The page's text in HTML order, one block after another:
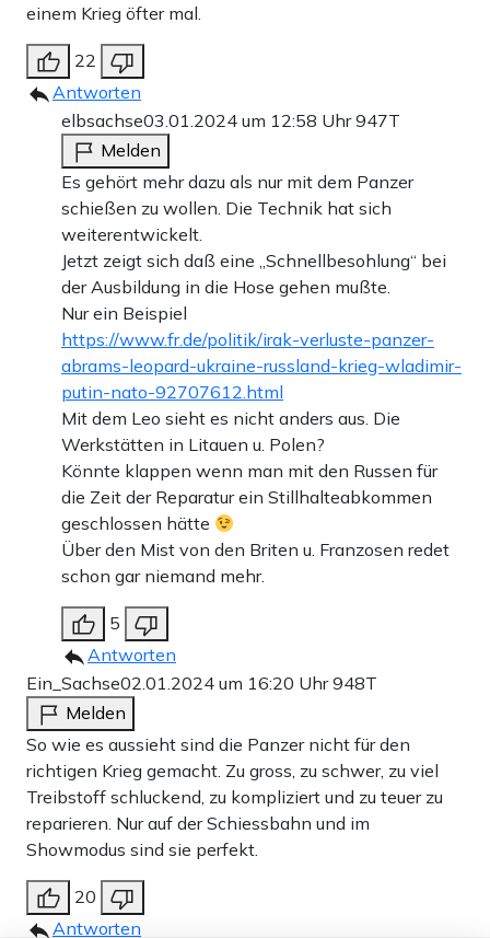
einem Krieg öfter mal.
22
Antworten
elbsachse03.01.2024 um 12:58 Uhr947T
Melden
Es gehört mehr dazu als nur mit dem Panzer
schießen zu wollen. Die Technik hat sich
weiterentwickelt.
Jetzt zeigt sich daß eine „Schnellbesohlung“ bei
der Ausbildung in die Hose gehen mußte.
Nur ein Beispiel
https://www.fr.de/politik/irak-verluste-panzer-
abrams-leopard-ukraine-russland-krieg-wladimir-
putin-nato-92707612.html
Mit dem Leo sieht es nicht anders aus. Die
Werkstätten in Litauen u. Polen?
Könnte klappen wenn man mit den Russen für
die Zeit der Reparatur ein Stillhalteabkommen
geschlossen hätte
Über den Mist von den Briten u. Franzosen redet
schon gar niemand mehr.
5
Antworten
Ein_Sachse02.01.2024 um 16:20 Uhr948T
Melden
So wie es aussieht sind die Panzer nicht für den
richtigen Krieg gemacht. Zu gross, zu schwer, zu viel
Treibstoff schluckend, zu kompliziert und zu teuer zu
reparieren. Nur auf der Schiessbahn und im
Showmodus sind sie perfekt.
20
Antworten